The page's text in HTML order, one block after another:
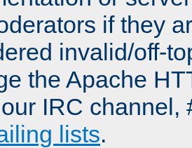
if they
invalid/off-
the Apache
IRC channel,
lists.